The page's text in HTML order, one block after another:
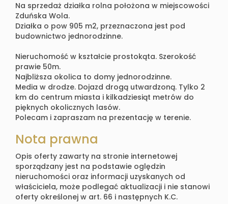
Na sprzedaż działka rolna położona w miejscowości
Zduńska Wola.
Działka o pow 905 m2, przeznaczona jest pod
budownictwo jednorodzinne.
Nieruchomość w kształcie prostokąta. Szerokość
prawie 50m.
Najbliższa okolica to domy jednorodzinne.
Media w drodze. Dojazd drogą utwardzoną. Tylko 2
km do centrum miasta i kilkadziesiąt metrów do
pięknych okolicznych lasów.
Polecam i zapraszam na prezentację w terenie.
Nota prawna
Opis oferty zawarty na stronie internetowej
sporządzany jest na podstawie oględzin
nieruchomości oraz informacji uzyskanych od
właściciela, może podlegać aktualizacji i nie stanowi
oferty określonej w art. 66 i następnych K.C.